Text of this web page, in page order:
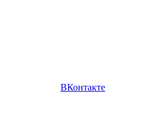
ВКонтакте